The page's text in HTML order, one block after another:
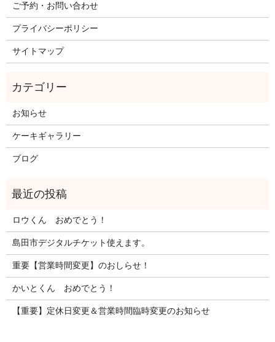
ご予約・お問い合わせ
プライバシーポリシー
サイトマップ
お知らせ
ケーキギャラリー
ブログ
ロウくん おめでとう！
島田市デジタルチケット使えます。
重要【営業時間変更】のおしらせ！
かいとくん おめでとう！
【重要】定休日変更＆営業時間臨時変更のお知らせ